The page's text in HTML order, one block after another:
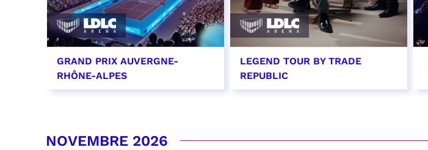
GRAND PRIX AUVERGNE-
RHÔNE-ALPES
LEGEND TOUR BY TRADE
REPUBLIC
NOVEMBRE 2026